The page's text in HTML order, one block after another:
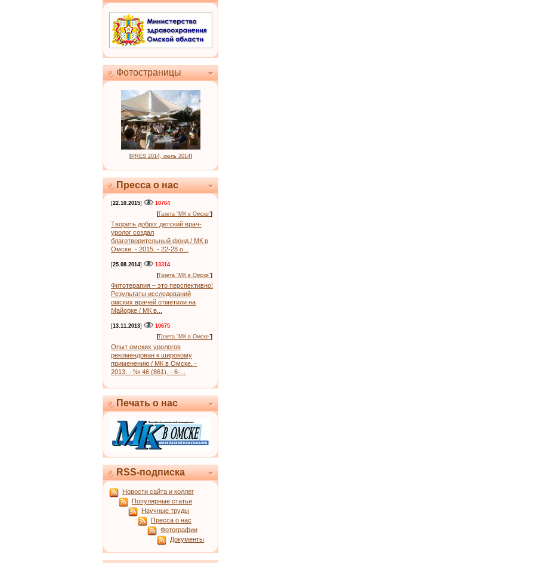
Фотостраницы
[PRES 2014, июль 2014]
Пресса о нас
[22.10.2015]
10764
[Газета "МК в Омске"]
Творить добро: детский врач-
уролог создал
благотворительный фонд / МК в
Омске. - 2015. - 22-28 о...
[25.08.2014]
13314
[Газета "МК в Омске"]
Фитотерапия – это перспективно!
Результаты исследований
омских врачей отметили на
Майорке / МК в...
[13.11.2013]
10675
[Газета "МК в Омске"]
Опыт омских урологов
рекомендован к широкому
применению / МК в Омске. -
2013. - № 46 (861). - 6-...
Печать о нас
RSS-подписка
Новости сайта и коллег
Популярные статьи
Научные труды
Пресса о нас
Фотографии
Документы